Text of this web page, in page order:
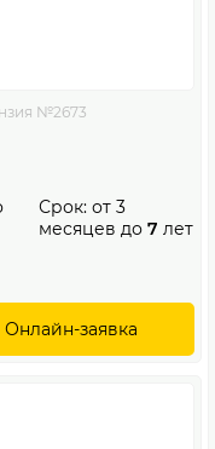
№2673
Срок: от 3
месяцев до 7 лет
Онлайн-заявка